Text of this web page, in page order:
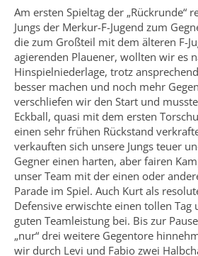
Am ersten Spieltag der „Rückrunde“
Jungs der Merkur-F-Jugend zum
die zum Großteil mit dem älteren F-
agierenden Plauener, wollten wir es
Hinspielniederlage, trotz
besser machen und noch mehr
verschliefen wir den Start und
Eckball, quasi mit dem ersten
einen sehr frühen Rückstand
verkauften sich unsere Jungs teuer
Gegner einen harten, aber fairen
unser Team mit der einen oder
Parade im Spiel. Auch Kurt als
Defensive erwischte einen tollen
guten Teamleistung bei. Bis zur
„nur“ drei weitere Gegentore
wir durch Levi und Fabio zwei